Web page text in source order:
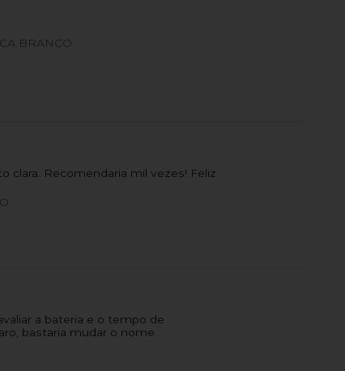
BRANCO
Recomendaria mil vezes! Feliz
a bateria e o tempo de
bastaria mudar o nome.